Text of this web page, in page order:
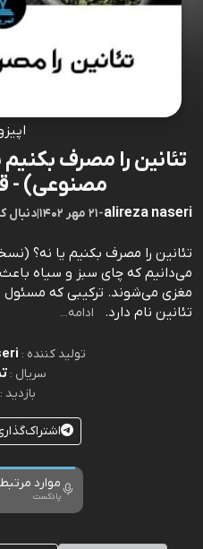
تئانین را مصرف
مصنوعی) -
alireza naseri
-۲۱ مهر ۱۴۰۲ |2 : دنبال
تئانین را مصرف بکنیم یا نه؟
می‌دانیم که چای سبز و سیاه
مغزی می‌شوند. ترکیبی که مسئول
تئانین نام دارد.⁠⁠⁠⁠⁠⁠⁠⁠⁠⁠⁠⁠⁠⁠⁠⁠⁠⁠⁠⁠⁠⁠⁠⁠⁠⁠⁠⁠⁠⁠⁠⁠⁠⁠⁠⁠⁠⁠⁠⁠⁠⁠⁠⁠⁠⁠⁠⁠⁠⁠⁠⁠⁠⁠⁠⁠⁠⁠⁠⁠⁠⁠⁠⁠⁠⁠⁠⁠⁠⁠⁠⁠⁠⁠⁠⁠⁠⁠⁠⁠⁠⁠⁠⁠⁠⁠⁠⁠⁠⁠⁠⁠⁠⁠⁠⁠⁠⁠⁠⁠
ادامه...
تولید کننده :
سریال :
بازدید :
موارد مرتبط
پادکست